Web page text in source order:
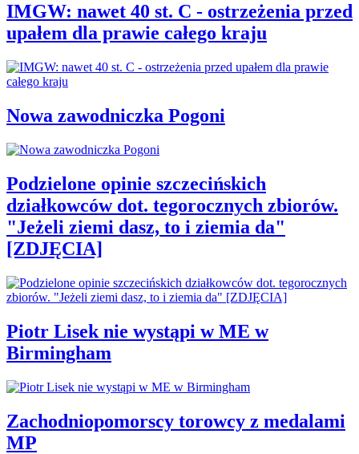
IMGW: nawet 40 st. C - ostrzeżenia przed
upałem dla prawie całego kraju
Nowa zawodniczka Pogoni
Podzielone opinie szczecińskich
działkowców dot. tegorocznych zbiorów.
"Jeżeli ziemi dasz, to i ziemia da"
[ZDJĘCIA]
Piotr Lisek nie wystąpi w ME w
Birmingham
Zachodniopomorscy torowcy z medalami
MP